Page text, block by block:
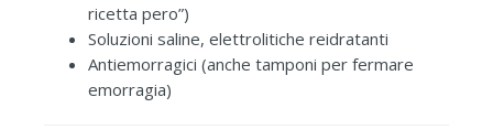
ricetta pero”)
Soluzioni saline, elettrolitiche reidratanti
Antiemorragici (anche tamponi per fermare
emorragia)